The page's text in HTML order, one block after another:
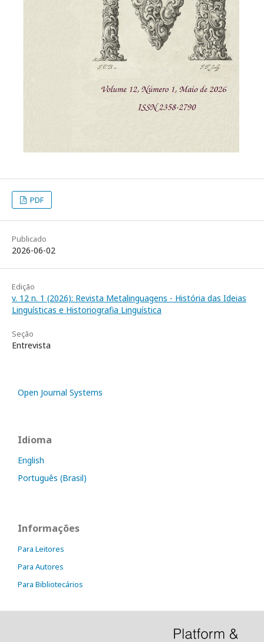
PDF
Publicado
2026-06-02
Edição
v. 12 n. 1 (2026): Revista Metalinguagens - História das Ideias
Linguísticas e Historiografia Linguística
Seção
Entrevista
Open Journal Systems
Idioma
English
Português (Brasil)
Informações
Para Leitores
Para Autores
Para Bibliotecários